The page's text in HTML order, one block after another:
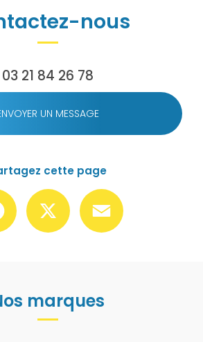
nous
03 21 84 26 78
UN MESSAGE
cette page
Facebook
marques